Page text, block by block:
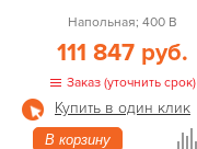
Напольная; 400 В
111 847 руб.
Заказ (уточнить срок)
Купить в один клик
В корзину